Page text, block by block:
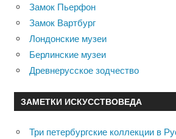
Замок Пьерфон
Замок Вартбург
Лондонские музеи
Берлинские музеи
Древнерусское зодчество
ЗАМЕТКИ ИСКУССТВОВЕДА
Три петербургские коллекции в